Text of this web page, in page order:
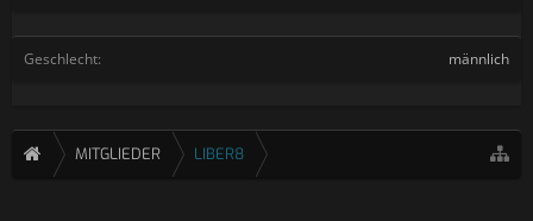
Geschlecht: männlich
MITGLIEDER LIBER8